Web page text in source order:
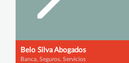
Belo Silva Abogados
Banca, Seguros, Servicios